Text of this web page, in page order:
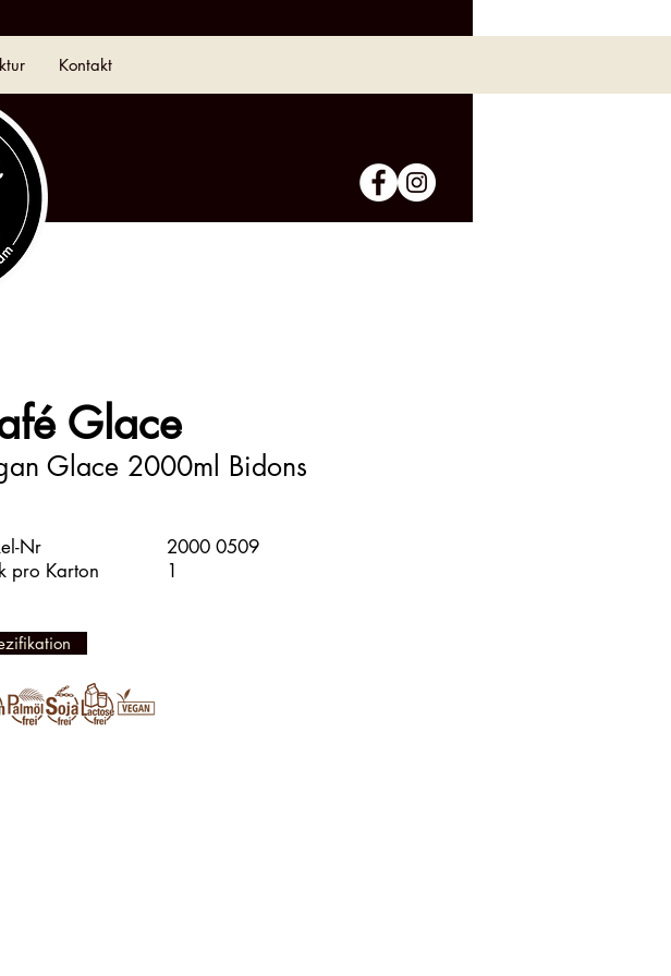
Kontakt
Glace
Glace 2000ml Bidons
Nr
pro Karton
2000 0509
1